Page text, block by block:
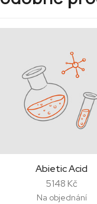
Abietic Acid
5148 Kč
Na objednání